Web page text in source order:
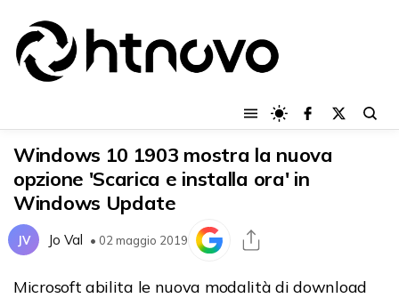
Windows 10 1903 mostra la nuova
opzione 'Scarica e installa ora' in
Windows Update
JV Jo Val • 02 maggio 2019
Microsoft abilita le nuova modalità di download